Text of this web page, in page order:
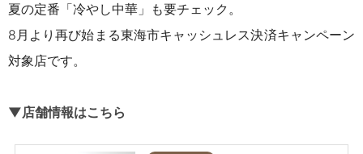
夏の定番「冷やし中華」も要チェック。
8月より再び始まる東海市キャッシュレス決済キャンペーン
対象店です。
▼店舗情報はこちら